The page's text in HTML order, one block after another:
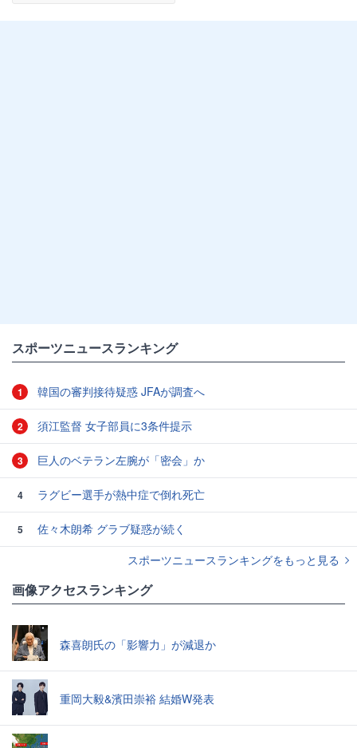
スポーツニュースランキング
1 韓国の審判接待疑惑 JFAが調査へ
2 須江監督 女子部員に3条件提示
3 巨人のベテラン左腕が「密会」か
4 ラグビー選手が熱中症で倒れ死亡
5
佐々木朗希 グラブ疑惑が続く
スポーツニュースランキングをもっと見る
画像アクセスランキング
森喜朗氏の「影響力」が減退か
重岡大毅&濱田崇裕 結婚W発表